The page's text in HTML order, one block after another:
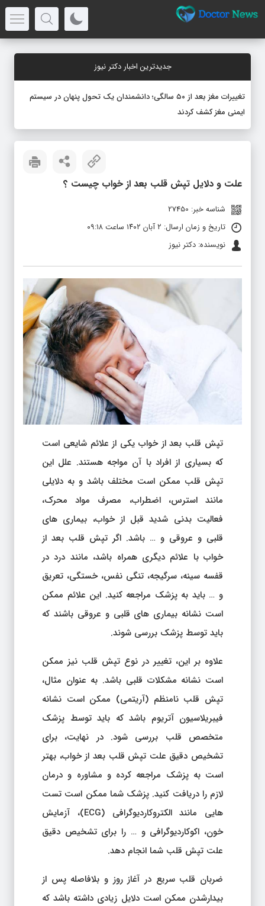
جدیدترین اخبار دکتر نیوز
تغییرات مغز بعد از ۵۰ سالگی؛ دانشمندان یک تحول پنهان در سیستم
ایمنی مغز کشف کردند
علت و دلایل تپش قلب بعد از خواب چیست ؟
شناسه خبر: 27450
تاریخ و زمان ارسال: ۲ آبان ۱۴۰۲ ساعت ۰۹:۱۸
نویسنده: دکتر نیوز
تپش قلب بعد از خواب یکی از علائم شایعی است
که بسیاری از افراد با آن مواجه هستند. علل این
تپش قلب ممکن است مختلف باشد و به دلایلی
مانند استرس، اضطراب، مصرف مواد محرک،
فعالیت بدنی شدید قبل از خواب، بیماری های
قلبی و عروقی و … باشد. اگر تپش قلب بعد از
خواب با علائم دیگری همراه باشد، مانند درد در
قفسه سینه، سرگیجه، تنگی نفس، خستگی، تعریق
و … باید به پزشک مراجعه کنید. این علائم ممکن
است نشانه بیماری های قلبی و عروقی باشند که
باید توسط پزشک بررسی شوند.
علاوه بر این، تغییر در نوع تپش قلب نیز ممکن
است نشانه مشکلات قلبی باشد. به عنوان مثال،
تپش قلب نامنظم (آریتمی) ممکن است نشانه
فیبریلاسیون آتریوم باشد که باید توسط پزشک
متخصص قلب بررسی شود. در نهایت، برای
تشخیص دقیق علت تپش قلب بعد از خواب، بهتر
است به پزشک مراجعه کرده و مشاوره و درمان
لازم را دریافت کنید. پزشک شما ممکن است تست
هایی مانند الکتروکاردیوگرافی (ECG)، آزمایش
خون، اکوکاردیوگرافی و … را برای تشخیص دقیق
علت تپش قلب شما انجام دهد.
ضربان قلب سریع در آغاز روز و بلافاصله پس از
بیدارشدن ممکن است دلایل زیادی داشته باشد که